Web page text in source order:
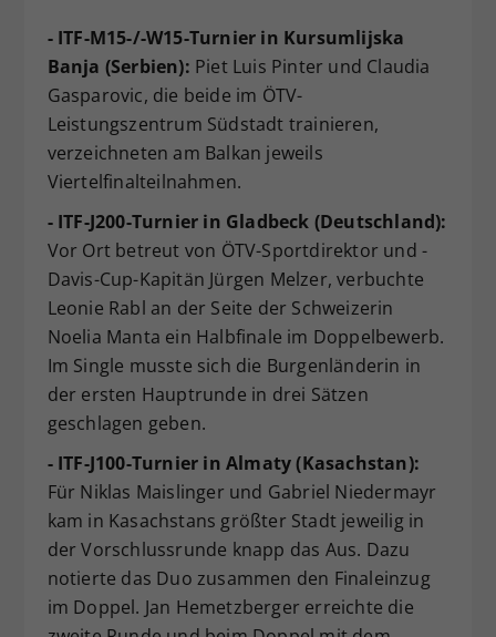
- ITF-M15-/-W15-Turnier in Kursumlijska
Banja (Serbien): Piet Luis Pinter und Claudia
Gasparovic, die beide im ÖTV-
Leistungszentrum Südstadt trainieren,
verzeichneten am Balkan jeweils
Viertelfinalteilnahmen.
- ITF-J200-Turnier in Gladbeck (Deutschland):
Vor Ort betreut von ÖTV-Sportdirektor und -
Davis-Cup-Kapitän Jürgen Melzer, verbuchte
Leonie Rabl an der Seite der Schweizerin
Noelia Manta ein Halbfinale im Doppelbewerb.
Im Single musste sich die Burgenländerin in
der ersten Hauptrunde in drei Sätzen
geschlagen geben.
- ITF-J100-Turnier in Almaty (Kasachstan):
Für Niklas Maislinger und Gabriel Niedermayr
kam in Kasachstans größter Stadt jeweilig in
der Vorschlussrunde knapp das Aus. Dazu
notierte das Duo zusammen den Finaleinzug
im Doppel. Jan Hemetzberger erreichte die